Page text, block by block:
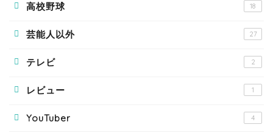
高校野球 18
芸能人以外 27
テレビ 2
レビュー 1
YouTuber 4